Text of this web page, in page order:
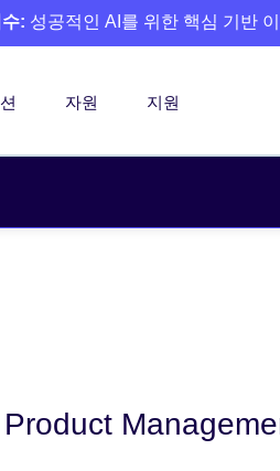
: 성공적인 AI를 위한 핵심 기반 이
자원 지원